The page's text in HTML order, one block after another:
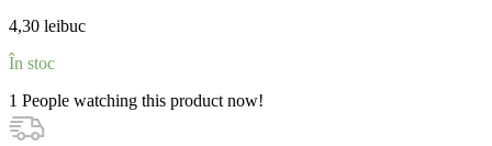
4,30 leibuc
În stoc
1 People watching this product now!